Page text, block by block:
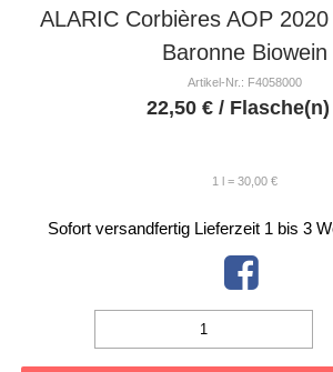
ALARIC Corbières AOP
Baronne Biowein
Artikel-Nr.: F4058000
22,50 €/ Flasche(n)
1 l = 30,00 €
Sofort versandfertig Lieferzeit 1 bis 3